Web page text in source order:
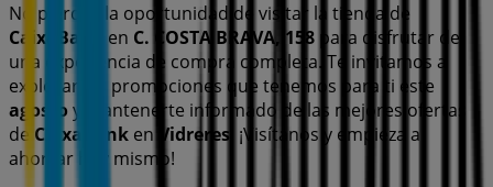
No pierdas la oportunidad de visitar la tienda de
CaixaBank
en C. COSTA BRAVA, 158 para disfrutar de
una experiencia de compra completa. Te invitamos a
explorar las promociones que tenemos para ti este
agosto y mantenerte informado de las mejores ofertas
de CaixaBank en Vidreres . ¡Visítanos y empieza a
ahorrar hoy mismo!